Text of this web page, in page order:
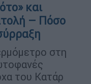
και
– Πόσο
στη
του Κατάρ